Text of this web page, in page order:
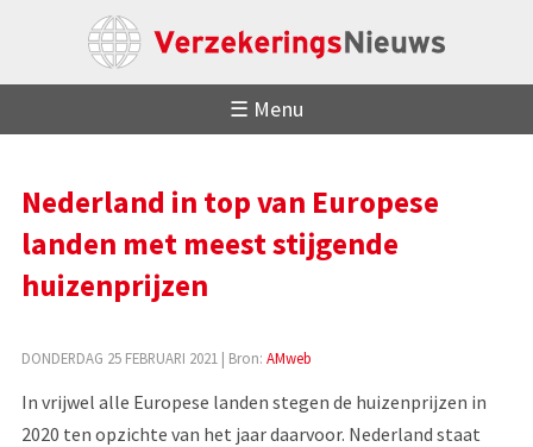
☰ Menu
Nederland in top van Europese
landen met meest stijgende
huizenprijzen
DONDERDAG 25 FEBRUARI 2021 | Bron: AMweb
In vrijwel alle Europese landen stegen de huizenprijzen in
2020 ten opzichte van het jaar daarvoor. Nederland staat